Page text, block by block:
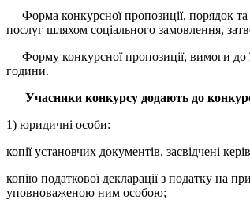
Форма конкурсної пропозиції, порядок та
послуг шляхом соціального замовлення,
Форму конкурсної пропозиції, вимоги до
години.
Учасники конкурсу додають до
1) юридичні особи:
копії установчих документів, засвідчені
копію податкової декларації з податку на
уповноваженою ним особою;